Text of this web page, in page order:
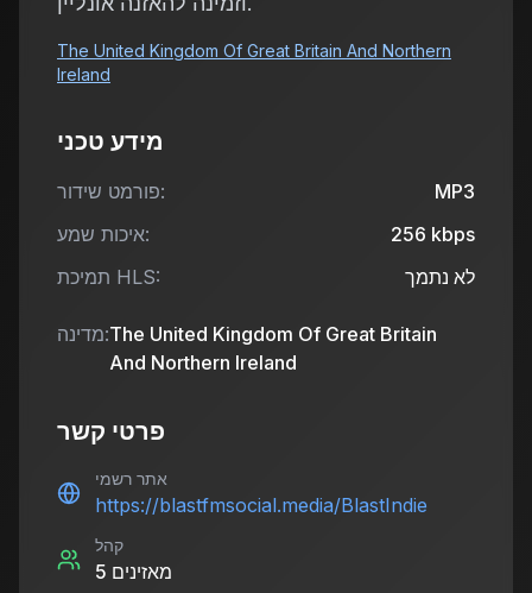
The United Kingdom Of Great Britain And Northern
Ireland
מידע טכני
פורמט שידור:
MP3
איכות שמע:
256 kbps
תמיכת HLS:
לא נתמך
מדינה:The United Kingdom Of Great Britain
And Northern Ireland
פרטי קשר
אתר רשמי
https://blastfmsocial.media/BlastIndie
קהל
5 מאזינים